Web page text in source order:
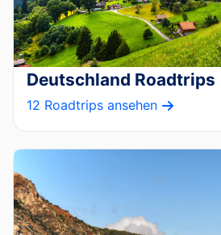
Deutschland Roadtrips
12 Roadtrips ansehen